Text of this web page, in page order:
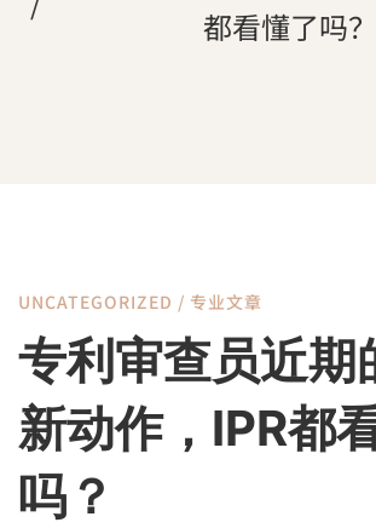
都看懂了吗？
专
利
审
UNCATEGORIZED / 专业文章
专利审查员近期
新动作，IPR都
吗？